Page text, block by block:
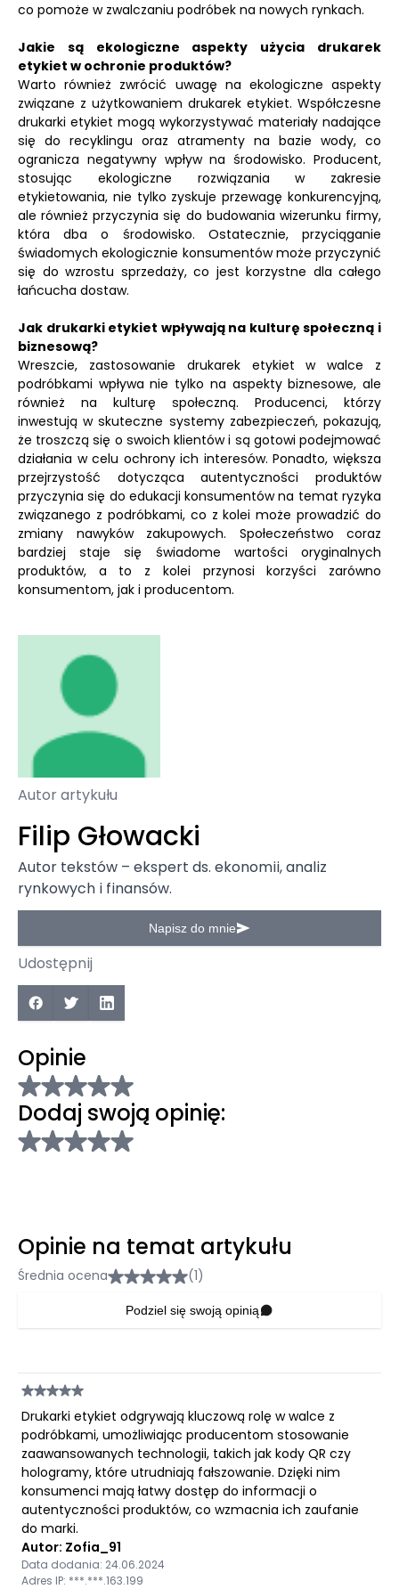
co pomoże w zwalczaniu podróbek na nowych rynkach.
Jakie są ekologiczne aspekty użycia drukarek
etykiet w ochronie produktów?
Warto również zwrócić uwagę na ekologiczne aspekty
związane z użytkowaniem drukarek etykiet. Współczesne
drukarki etykiet mogą wykorzystywać materiały nadające
się do recyklingu oraz atramenty na bazie wody, co
ogranicza negatywny wpływ na środowisko. Producent,
stosując ekologiczne rozwiązania w zakresie
etykietowania, nie tylko zyskuje przewagę konkurencyjną,
ale również przyczynia się do budowania wizerunku firmy,
która dba o środowisko. Ostatecznie, przyciąganie
świadomych ekologicznie konsumentów może przyczynić
się do wzrostu sprzedaży, co jest korzystne dla całego
łańcucha dostaw.
Jak drukarki etykiet wpływają na kulturę społeczną i
biznesową?
Wreszcie, zastosowanie drukarek etykiet w walce z
podróbkami wpływa nie tylko na aspekty biznesowe, ale
również na kulturę społeczną. Producenci, którzy
inwestują w skuteczne systemy zabezpieczeń, pokazują,
że troszczą się o swoich klientów i są gotowi podejmować
działania w celu ochrony ich interesów. Ponadto, większa
przejrzystość dotycząca autentyczności produktów
przyczynia się do edukacji konsumentów na temat ryzyka
związanego z podróbkami, co z kolei może prowadzić do
zmiany nawyków zakupowych. Społeczeństwo coraz
bardziej staje się świadome wartości oryginalnych
produktów, a to z kolei przynosi korzyści zarówno
konsumentom, jak i producentom.
Autor artykułu
Filip Głowacki
Autor tekstów – ekspert ds. ekonomii, analiz
rynkowych i finansów.
Napisz do mnie
Udostępnij
Opinie
Dodaj swoją opinię:
Opinie na temat artykułu
Średnia ocena (1)
Podziel się swoją opinią
Drukarki etykiet odgrywają kluczową rolę w walce z
podróbkami, umożliwiając producentom stosowanie
zaawansowanych technologii, takich jak kody QR czy
hologramy, które utrudniają fałszowanie. Dzięki nim
konsumenci mają łatwy dostęp do informacji o
autentyczności produktów, co wzmacnia ich zaufanie
do marki.
Autor: Zofia_91
Data dodania: 24.06.2024
Adres IP: ***.***.163.199